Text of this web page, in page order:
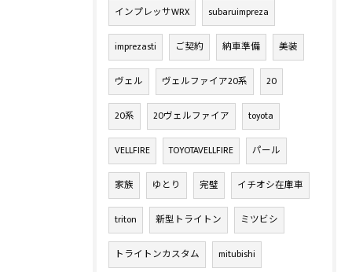
インプレッサWRX subaruimpreza
imprezasti ご契約 納車準備 美装
ヴェル ヴェルファイア20系 20
20系 20ヴェルファイア toyota
VELLFIRE TOYOTAVELLFIRE パール
家族 ゆとり 完璧 イチオシ在庫車
triton 新型トライトン ミツビシ
トライトンカスタム mitubishi